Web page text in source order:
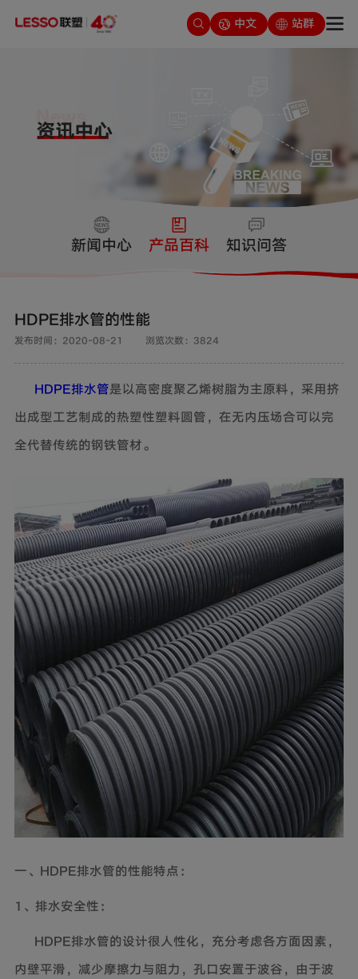
中文 站群
新闻中心 产品百科 知识问答
HDPE排水管的性能
发布时间：2020-08-21 浏览次数：3824
HDPE排水管是以高密度聚乙烯树脂为主原料，采用挤
出成型工艺制成的热塑性塑料圆管，在无内压场合可以完
全代替传统的钢铁管材。
一、HDPE排水管的性能特点：
1、排水安全性：
HDPE排水管的设计很人性化，充分考虑各方面因素，
内壁平滑，减少摩擦力与阻力，孔口安置于波谷，由于波